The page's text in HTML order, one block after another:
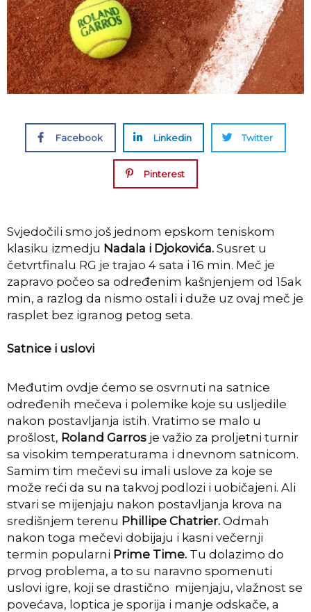
Facebook Linkedin Twitter
Pinterest
Svjedočili smo još jednom epskom teniskom
klasiku izmedju Nadala i Djokovića. Susret u
četvrtfinalu RG je trajao 4 sata i 16 min. Meč je
zapravo počeo sa određenim kašnjenjem od 15ak
min, a razlog da nismo ostali i duže uz ovaj meč je
rasplet bez igranog petog seta.
Satnice i uslovi
Međutim ovdje ćemo se osvrnuti na satnice
određenih mečeva i polemike koje su usljedile
nakon postavljanja istih. Vratimo se malo u
prošlost, Roland Garros je važio za proljetni turnir
sa visokim temperaturama i dnevnom satnicom.
Samim tim mečevi su imali uslove za koje se
može reći da su na takvoj podlozi i uobičajeni. Ali
stvari se mijenjaju nakon postavljanja krova na
središnjem terenu Phillipe Chatrier. Odmah
nakon toga mečevi dobijaju i kasni večernji
termin popularni Prime Time. Tu dolazimo do
prvog problema, a to su naravno spomenuti
uslovi igre, koji se drastično mijenjaju, vlažnost se
povećava, loptica je sporija i manje odskače, a